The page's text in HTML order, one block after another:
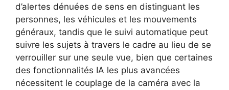
d’alertes dénuées de sens en distinguant les
personnes, les véhicules et les mouvements
généraux, tandis que le suivi automatique peut
suivre les sujets à travers le cadre au lieu de se
verrouiller sur une seule vue, bien que certaines
des fonctionnalités IA les plus avancées
nécessitent le couplage de la caméra avec la